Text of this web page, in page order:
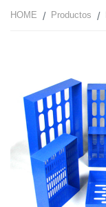
HOME Productos